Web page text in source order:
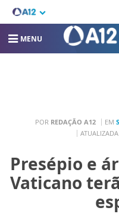
MENU
POR REDAÇÃO A12 EM
Presépio e
Vaticano